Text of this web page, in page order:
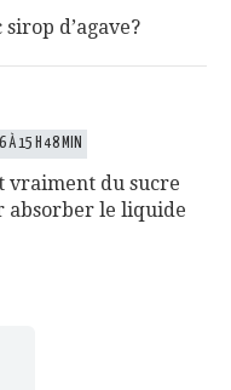
d’agave?
À 15 H 48 MIN
vraiment du sucre
absorber le liquide